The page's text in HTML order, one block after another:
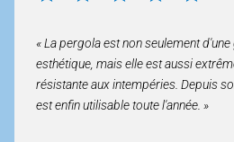
« La pergola est non seulement
esthétique, mais elle est aussi
résistante aux intempéries. Depuis
est enfin utilisable toute l'année. »